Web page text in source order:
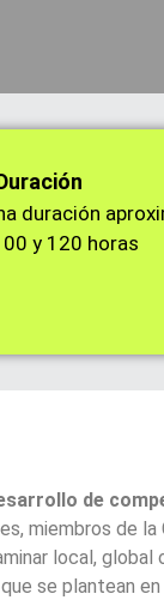
duración
y 120 horas
de
miembros de la
local, global
se plantean en